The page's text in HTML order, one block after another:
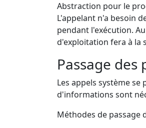
Abstraction pour le
L'appelant n'a besoin
pendant l'exécution.
d'exploitation fera à la
Passage
Les appels système
d'informations sont
Méthodes de passage